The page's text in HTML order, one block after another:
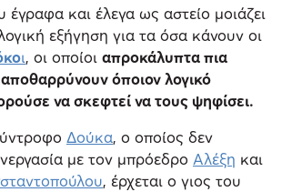
έγραφα και έλεγα ως αστείο μοιάζει
εξήγηση για τα όσα κάνουν οι
ι, οι οποίοι απροκάλυπτα πια
όποιον λογικό
να σκεφτεί να τους ψηφίσει.
Δούκα, ο οποίος δεν
με τον μπρόεδρο Αλέξη και
, έρχεται ο γιος του